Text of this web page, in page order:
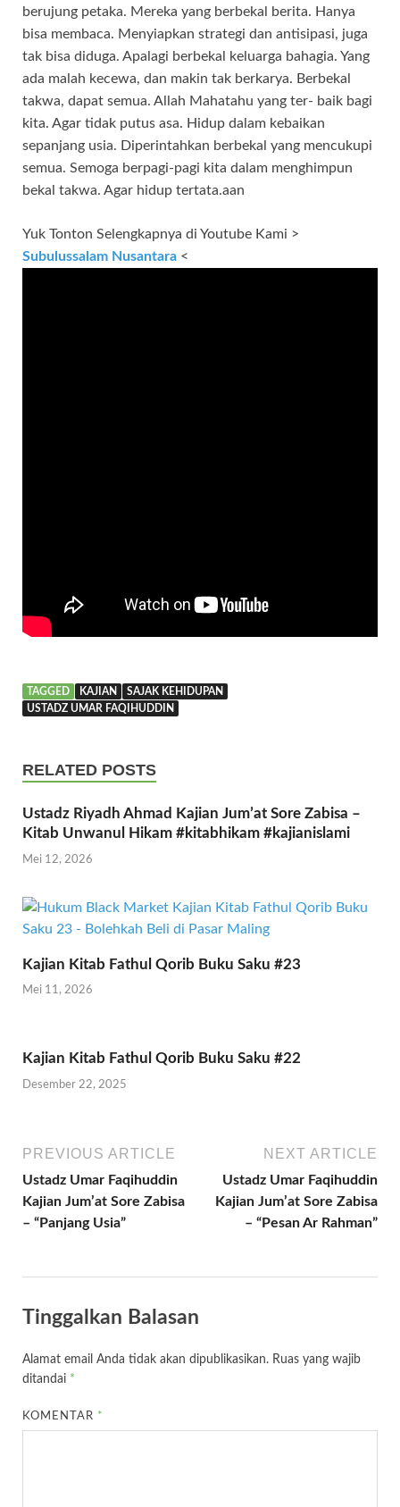
berujung petaka. Mereka yang berbekal berita. Hanya
bisa membaca. Menyiapkan strategi dan antisipasi, juga
tak bisa diduga. Apalagi berbekal keluarga bahagia. Yang
ada malah kecewa, dan makin tak berkarya. Berbekal
takwa, dapat semua. Allah Mahatahu yang ter- baik bagi
kita. Agar tidak putus asa. Hidup dalam kebaikan
sepanjang usia. Diperintahkan berbekal yang mencukupi
semua. Semoga berpagi-pagi kita dalam menghimpun
bekal takwa. Agar hidup tertata.aan
Yuk Tonton Selengkapnya di Youtube Kami >
Subulussalam Nusantara <
TAGGED KAJIAN
SAJAK KEHIDUPAN
USTADZ UMAR FAQIHUDDIN
RELATED POSTS
Ustadz Riyadh Ahmad Kajian Jum’at Sore Zabisa –
Kitab Unwanul Hikam #kitabhikam #kajianislami
Mei 12, 2026
Kajian Kitab Fathul Qorib Buku Saku #23
Mei 11, 2026
Kajian Kitab Fathul Qorib Buku Saku #22
Desember 22, 2025
PREVIOUS ARTICLE
Ustadz Umar Faqihuddin
Kajian Jum’at Sore Zabisa
– “Panjang Usia”
NEXT ARTICLE
Ustadz Umar Faqihuddin
Kajian Jum’at Sore Zabisa
– “Pesan Ar Rahman”
Tinggalkan Balasan
Alamat email Anda tidak akan dipublikasikan. Ruas yang wajib
ditandai *
KOMENTAR *